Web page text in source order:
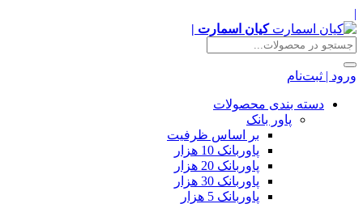
|
کیان اسمارت |
ورود | ثبت‌نام
دسته بندی محصولات
پاور بانک
بر اساس ظرفیت
پاوربانک 10 هزار
پاوربانک 20 هزار
پاوربانک 30 هزار
پاوربانک 5 هزار